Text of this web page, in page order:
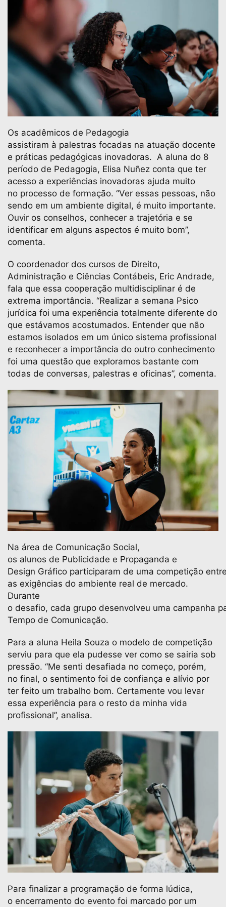
Os acadêmicos de Pedagogia
assistiram à palestras focadas na atuação docente
e práticas pedagógicas inovadoras. A aluna do 8
período de Pedagogia, Elisa Nuñez conta que ter
acesso a experiências inovadoras ajuda muito
no processo de formação. “Ver essas pessoas, não
sendo em um ambiente digital, é muito importante.
Ouvir os conselhos, conhecer a trajetória e se
identificar em alguns aspectos é muito bom”,
comenta.
O coordenador dos cursos de Direito,
Administração e Ciências Contábeis, Eric Andrade,
fala que essa cooperação multidisciplinar é de
extrema importância. “Realizar a semana Psico
jurídica foi uma experiência totalmente diferente do
que estávamos acostumados. Entender que não
estamos isolados em um único sistema profissional
e reconhecer a importância do outro conhecimento
foi uma questão que exploramos bastante com
todas de conversas, palestras e oficinas”, comenta.
Na área de Comunicação Social,
os alunos de Publicidade e Propaganda e
Design Gráfico participaram de uma competição
as exigências do ambiente real de mercado.
Durante
o desafio, cada grupo desenvolveu uma campanha
Tempo de Comunicação.
Para a aluna Heila Souza o modelo de competição
serviu para que ela pudesse ver como se sairia sob
pressão. “Me senti desafiada no começo, porém,
no final, o sentimento foi de confiança e alívio por
ter feito um trabalho bom. Certamente vou levar
essa experiência para o resto da minha vida
profissional”, analisa.
Para finalizar a programação de forma lúdica,
o encerramento do evento foi marcado por um